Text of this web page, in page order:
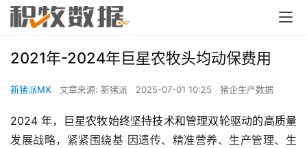
2021年-2024年巨星农牧头均动保费用
新猪派MX 文章来源: 新猪派 2025-07-01 10:25 猪企生产数据
2024 年，巨星农牧始终坚持技术和管理双轮驱动的高质量
发展战略，紧紧围绕基 因遗传、精准营养、生产管理、生